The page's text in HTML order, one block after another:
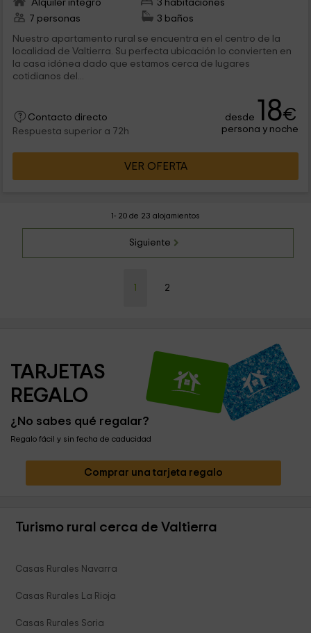
Alquiler íntegro
3 habitaciones
7 personas
3 baños
Nuestro apartamento rural se encuentra en el centro de la
localidad de Valtierra. Su perfecta ubicación lo convierten en
la casa idónea dado que estamos cerca de lugares
cotidianos del...
Contacto directo
Respuesta superior a 72h
desde 18€
persona y noche
VER OFERTA
1- 20 de 23 alojamientos
Siguiente
2
TARJETAS
REGALO
¿No sabes qué regalar?
Regalo fácil y sin fecha de caducidad
Comprar una tarjeta regalo
Turismo rural cerca de Valtierra
Casas Rurales Navarra
Casas Rurales La Rioja
Casas Rurales Soria